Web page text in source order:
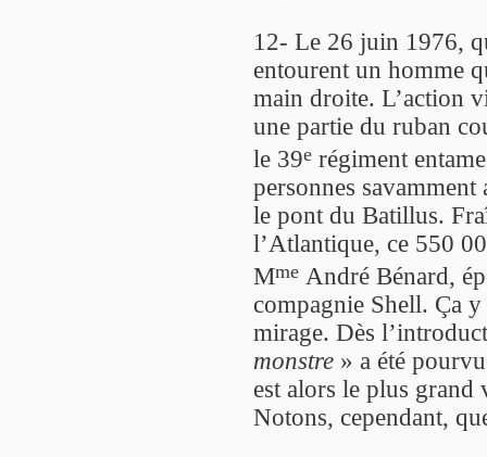
12- Le 26 juin 1976,
entourent un homme
main droite. L’action
une partie du ruban
le 39e régiment
personnes
le pont du Batillus.
l’Atlantique, ce 550
Mme André Bénard,
compagnie Shell. Ça
mirage. Dès
monstre » a été
est alors le plus
Notons, cependant,